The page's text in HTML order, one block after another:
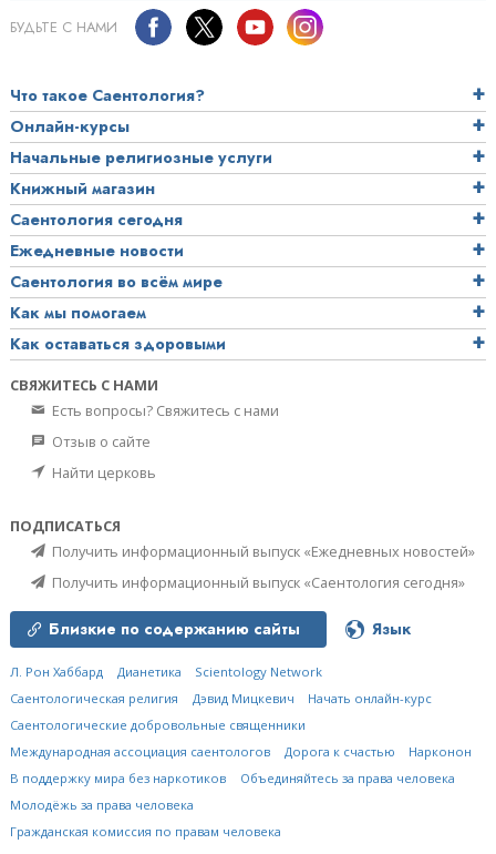
БУДЬТЕ С НАМИ
Что такое Саентология?
Онлайн-курсы
Начальные религиозные услуги
Книжный магазин
Саентология сегодня
Ежедневные новости
Саентология во всём мире
Как мы помогаем
Как оставаться здоровыми
СВЯЖИТЕСЬ С НАМИ
Есть вопросы? Свяжитесь с нами
Отзыв о сайте
Найти церковь
ПОДПИСАТЬСЯ
Получить информационный выпуск «Ежедневных новостей»
Получить информационный выпуск «Саентология сегодня»
Близкие по содержанию сайты Язык
Л. Рон Хаббард Дианетика
Scientology Network
Саентологическая религия
Дэвид Мицкевич
Начать онлайн-курс
Саентологические добровольные священники
Международная ассоциация саентологов
Дорога к счастью
Нарконон
В поддержку мира без наркотиков
Объединяйтесь за права человека
Молодёжь за права человека
Гражданская комиссия по правам человека